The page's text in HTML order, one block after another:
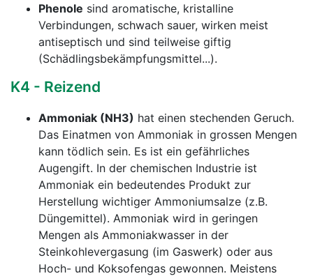
Phenole sind aromatische, kristalline
Verbindungen, schwach sauer, wirken meist
antiseptisch und sind teilweise giftig
(Schädlingsbekämpfungsmittel...).
K4 - Reizend
Ammoniak (NH3) hat einen stechenden Geruch.
Das Einatmen von Ammoniak in grossen Mengen
kann tödlich sein. Es ist ein gefährliches
Augengift. In der chemischen Industrie ist
Ammoniak ein bedeutendes Produkt zur
Herstellung wichtiger Ammoniumsalze (z.B.
Düngemittel). Ammoniak wird in geringen
Mengen als Ammoniakwasser in der
Steinkohlevergasung (im Gaswerk) oder aus
Hoch- und Koksofengas gewonnen. Meistens